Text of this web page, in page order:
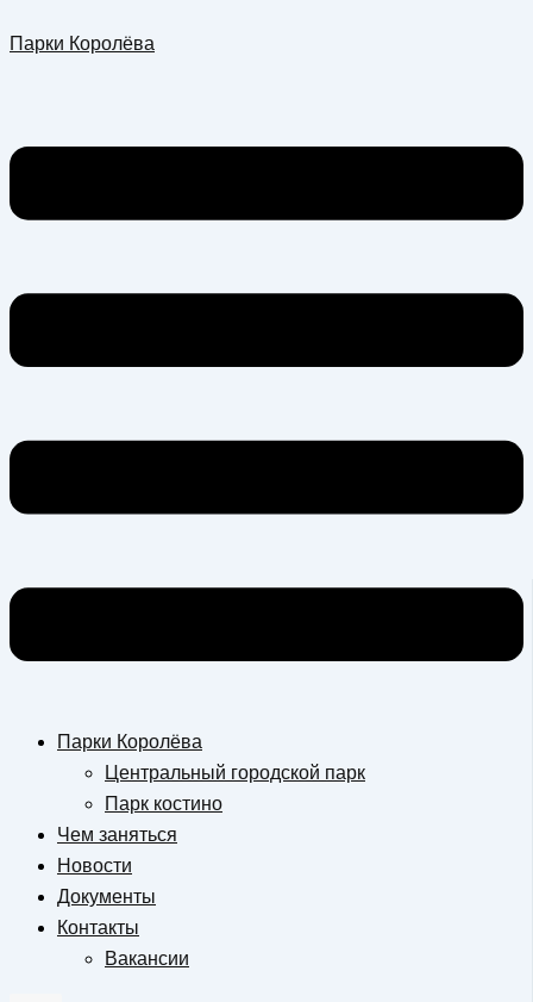
к
Парки Королёва
Парки Королёва
Центральный городской парк
Парк костино
Чем заняться
Новости
Документы
Контакты
Вакансии